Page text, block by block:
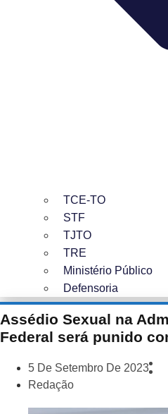
TCE-TO
STF
TJTO
TRE
Ministério Público
Defensoria
Assédio Sexual na
Federal será punido
5 De Setembro De 2023
Redação